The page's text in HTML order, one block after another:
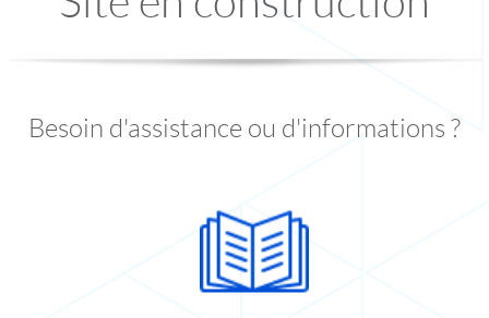
Besoin d'assistance ou d'informations ?